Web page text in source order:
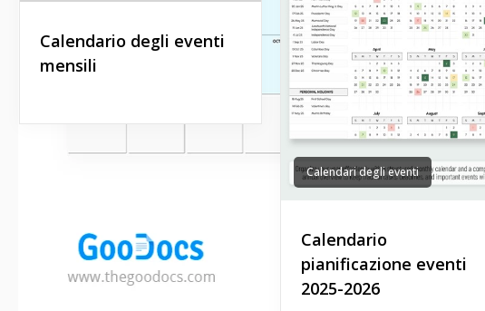
Calendario degli eventi
mensili
Calendari degli eventi
Calendario
pianificazione eventi
2025-2026